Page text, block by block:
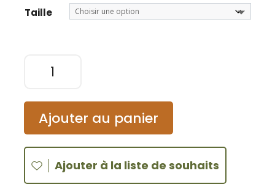
Taille
réversible
/
Le
tour
du
Ajouter au panier
Ajouter à la liste de souhaits
A